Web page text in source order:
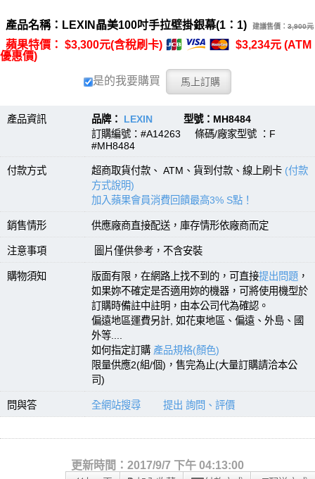
產品名稱：LEXIN晶美100吋手拉壁掛銀幕(1：1) 建議售價： 3,900元
蘋果特價： $3,300元(含稅刷卡)
$3,234元 (ATM
優惠價)
是的我要購買
產品資訊 品牌： LEXIN 型號：MH8484
訂購編號：#A14263 條碼/廠家型號 ：F
#MH8484
付款方式 超商取貨付款、 ATM、貨到付款、線上刷卡 (付款
方式說明)
加入蘋果會員消費回饋最高3% S點！
銷售情形 供應廠商直接配送，庫存情形依廠商而定
注意事項 圖片僅供參考，不含安裝
購物須知 版面有限，在網路上找不到的，可直接提出問題 ，
如果妳不確定是否適用妳的機器，可將使用機型於
訂購時備註中註明，由本公司代為確認。
偏遠地區運費另計, 如花東地區、偏遠、外島、國
外等....
如何指定訂購 產品規格(顏色)
限量供應2(組/個)，售完為止(大量訂購請洽本公
司)
問與答 全網站搜尋 提出 詢問、評價
更新時間：2017/9/7 下午 04:13:00